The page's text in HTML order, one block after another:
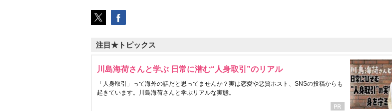
注目★トピックス
川島海荷さんと学ぶ 日常に潜む“人身取引”のリアル
「人身取引」って海外の話だと思ってませんか？実は恋愛や悪質ホスト、SNSの投稿からも
起きています。川島海荷さんと学ぶリアルな実態。